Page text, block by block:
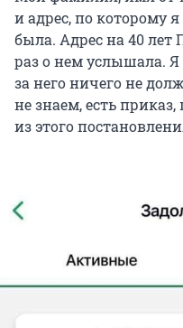
и адрес, по которому
была. Адрес на 40
раз о нем услышала. Я
за него ничего не
не знаем, есть
из этого